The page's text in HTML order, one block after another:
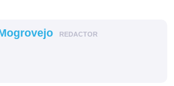
REDACTOR